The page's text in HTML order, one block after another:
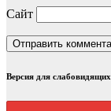
Сайт
Версия для слабовидящих